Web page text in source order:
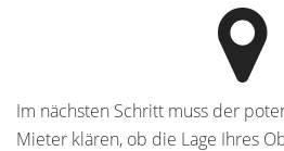
Im nächsten Schritt muss der
Mieter klären, ob die Lage Ihres